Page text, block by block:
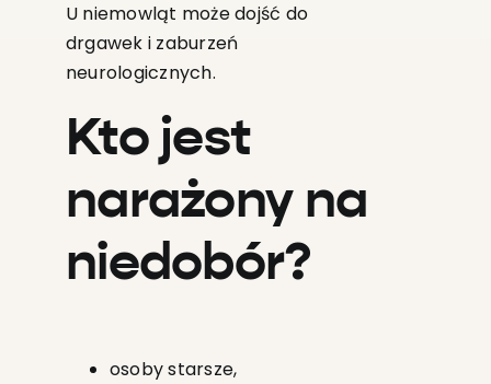
U niemowląt może dojść do
drgawek i zaburzeń
neurologicznych.
Kto jest
narażony na
niedobór?
osoby starsze,